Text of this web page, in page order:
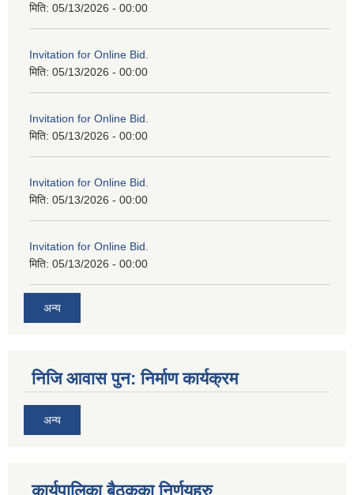
मिति: 05/13/2026 - 00:00
Invitation for Online Bid.
मिति: 05/13/2026 - 00:00
Invitation for Online Bid.
मिति: 05/13/2026 - 00:00
Invitation for Online Bid.
मिति: 05/13/2026 - 00:00
Invitation for Online Bid.
मिति: 05/13/2026 - 00:00
अन्य
निजि आवास पुन: निर्माण कार्यक्रम
अन्य
कार्यपालिका बैठकका निर्णयहरु